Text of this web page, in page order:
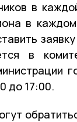
в
в
в
до 17:00.